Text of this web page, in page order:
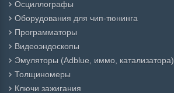
Осциллографы
Оборудования для чип-тюнинга
Программаторы
Видеоэндоскопы
Эмуляторы (Adblue, иммо, катализатора)
Толщиномеры
Ключи зажигания